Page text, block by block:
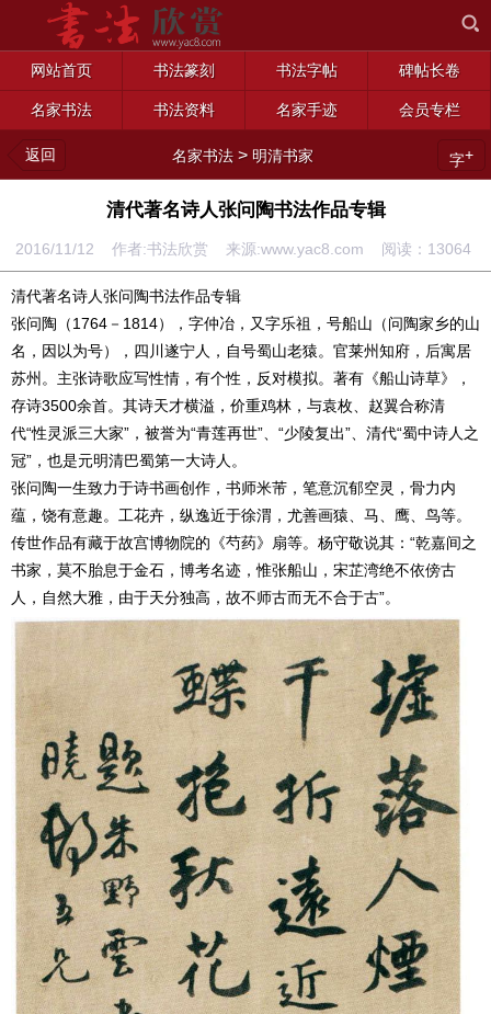
网站首页 书法篆刻 书法字帖 碑帖长卷
名家书法 书法资料 名家手迹 会员专栏
返回 名家书法 > 明清书家 字+
清代著名诗人张问陶书法作品专辑
2016/11/12 作者:书法欣赏 来源:www.yac8.com 阅读： 13064
清代著名诗人张问陶书法作品专辑
张问陶（1764－1814），字仲冶，又字乐祖，号船山（问陶家乡的山
名，因以为号），四川遂宁人，自号蜀山老猿。官莱州知府，后寓居
苏州。主张诗歌应写性情，有个性，反对模拟。著有《船山诗草》，
存诗3500余首。其诗天才横溢，价重鸡林，与袁枚、赵翼合称清
代“性灵派三大家”，被誉为“青莲再世”、“少陵复出”、清代“蜀中诗人之
冠”，也是元明清巴蜀第一大诗人。
张问陶一生致力于诗书画创作，书师米芾，笔意沉郁空灵，骨力内
蕴，饶有意趣。工花卉，纵逸近于徐渭，尤善画猿、马、鹰、鸟等。
传世作品有藏于故宫博物院的《芍药》扇等。杨守敬说其：“乾嘉间之
书家，莫不胎息于金石，博考名迹，惟张船山，宋芷湾绝不依傍古
人，自然大雅，由于天分独高，故不师古而无不合于古”。